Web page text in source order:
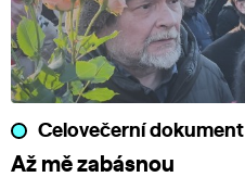
Celovečerní dokument
Až mě zabásnou